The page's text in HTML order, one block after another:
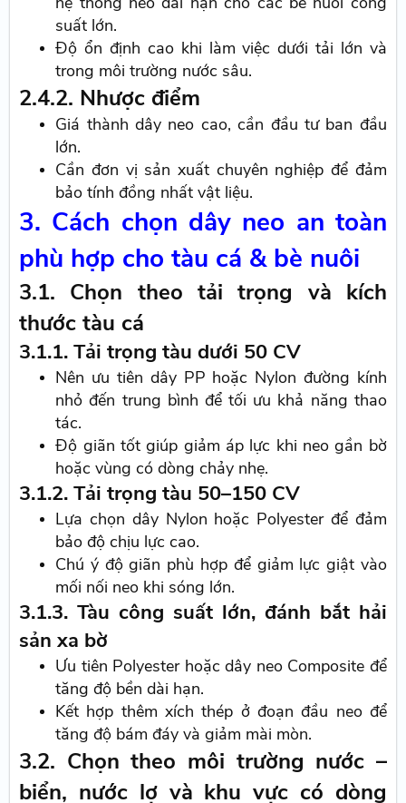
suất lớn.
Độ ổn định cao khi làm việc dưới tải lớn và
trong môi trường nước sâu.
2.4.2. Nhược điểm
Giá thành dây neo cao, cần đầu tư ban đầu
lớn.
Cần đơn vị sản xuất chuyên nghiệp để đảm
bảo tính đồng nhất vật liệu.
3. Cách chọn dây neo an toàn
phù hợp cho tàu cá & bè nuôi
3.1. Chọn theo tải trọng và kích
thước tàu cá
3.1.1. Tải trọng tàu dưới 50 CV
Nên ưu tiên dây PP hoặc Nylon đường kính
nhỏ đến trung bình để tối ưu khả năng thao
tác.
Độ giãn tốt giúp giảm áp lực khi neo gần bờ
hoặc vùng có dòng chảy nhẹ.
3.1.2. Tải trọng tàu 50–150 CV
Lựa chọn dây Nylon hoặc Polyester để đảm
bảo độ chịu lực cao.
Chú ý độ giãn phù hợp để giảm lực giật vào
mối nối neo khi sóng lớn.
3.1.3. Tàu công suất lớn, đánh bắt hải
sản xa bờ
Ưu tiên Polyester hoặc dây neo Composite để
tăng độ bền dài hạn.
Kết hợp thêm xích thép ở đoạn đầu neo để
tăng độ bám đáy và giảm mài mòn.
3.2. Chọn theo môi trường nước –
biển, nước lợ và khu vực có dòng